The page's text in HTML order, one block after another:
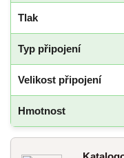
Tlak
Typ připojení
Velikost připojení
Hmotnost